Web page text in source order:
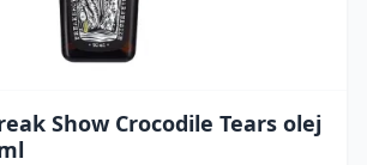
Show Crocodile Tears olej